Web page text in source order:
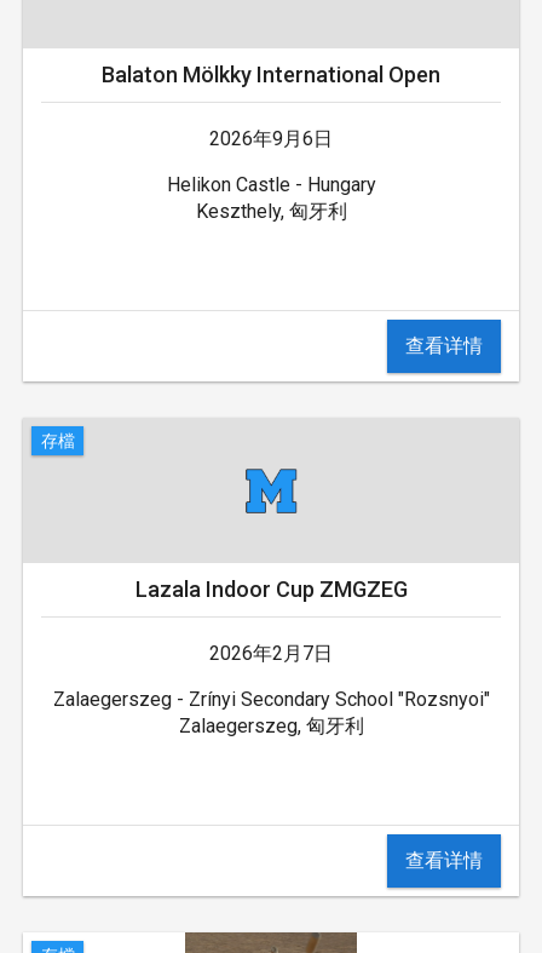
Balaton Mölkky International Open
2026年9月6日
Helikon Castle - Hungary
Keszthely, 匈牙利
查看详情
存檔
Lazala Indoor Cup ZMGZEG
2026年2月7日
Zalaegerszeg - Zrínyi Secondary School "Rozsnyoi"
Zalaegerszeg, 匈牙利
查看详情